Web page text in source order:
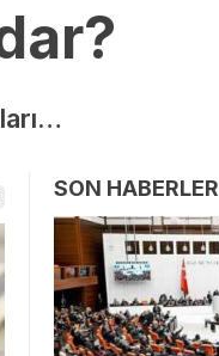
SON HABERLER